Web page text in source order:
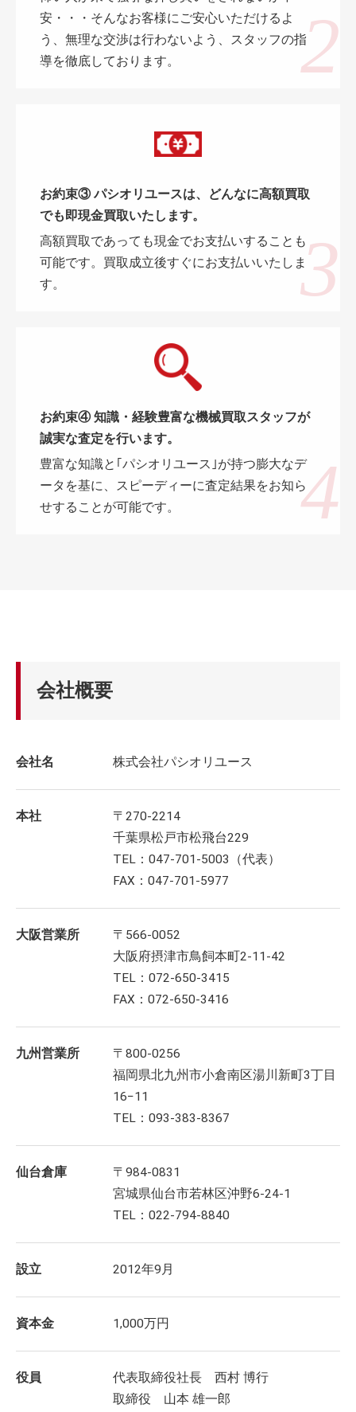
安・・・そんなお客様にご安心いただけるよ
う、無理な交渉は行わないよう、スタッフの指
導を徹底しております。
お約束③ パシオリユースは、どんなに高額買取
でも即現金買取いたします。
高額買取であっても現金でお支払いすることも
可能です。買取成立後すぐにお支払いいたしま
す。
お約束④ 知識・経験豊富な機械買取スタッフが
誠実な査定を行います。
豊富な知識と｢パシオリユース｣が持つ膨大なデ
ータを基に、スピーディーに査定結果をお知ら
せすることが可能です。
会社概要
会社名 株式会社パシオリユース
本社
〒270-2214
千葉県松戸市松飛台229
TEL：047-701-5003（代表）
FAX：047-701-5977
大阪営業所
〒566-0052
大阪府摂津市鳥飼本町2-11-42
TEL：072-650-3415
FAX：072-650-3416
九州営業所
〒800-0256
福岡県北九州市小倉南区湯川新町3丁目
16−11
TEL：093-383-8367
仙台倉庫
〒984-0831
宮城県仙台市若林区沖野6-24-1
TEL：022-794-8840
設立 2012年9月
資本金 1,000万円
役員
代表取締役社長 西村 博行
取締役 山本 雄一郎